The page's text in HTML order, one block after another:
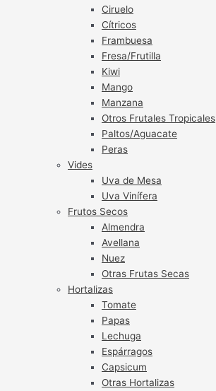
Ciruelo
Cítricos
Frambuesa
Fresa/Frutilla
Kiwi
Mango
Manzana
Otros Frutales Tropicales
Paltos/Aguacate
Peras
Vides
Uva de Mesa
Uva Vinífera
Frutos Secos
Almendra
Avellana
Nuez
Otras Frutas Secas
Hortalizas
Tomate
Papas
Lechuga
Espárragos
Capsicum
Otras Hortalizas